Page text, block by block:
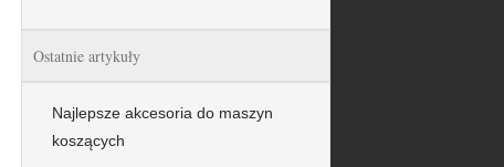
Ostatnie artykuły
Najlepsze akcesoria do maszyn
koszących